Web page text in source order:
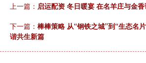
上一篇： 启运配资 冬日暖宴 在名羊庄与金
下一篇： 棒棒策略 从“钢铁之城”到“生态名
谐共生新篇